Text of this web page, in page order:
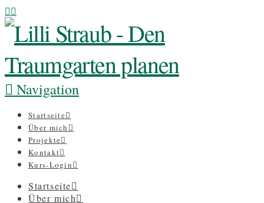
Navigation
Startseite
Über mich
Projekte
Kontakt
Kurs-Login
Startseite
Über mich